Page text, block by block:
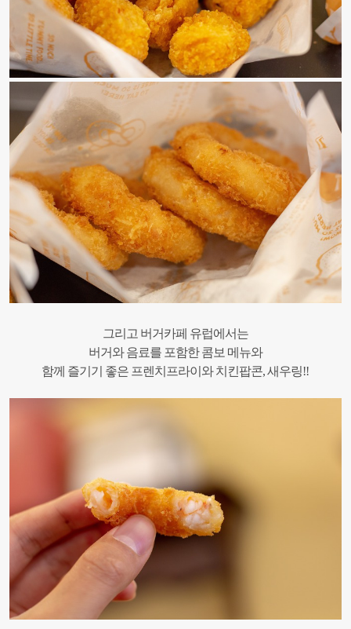
그리고 버거카페 유럽에서는
버거와 음료를 포함한 콤보 메뉴와
함께 즐기기 좋은 프렌치프라이와 치킨팝콘, 새우링!!